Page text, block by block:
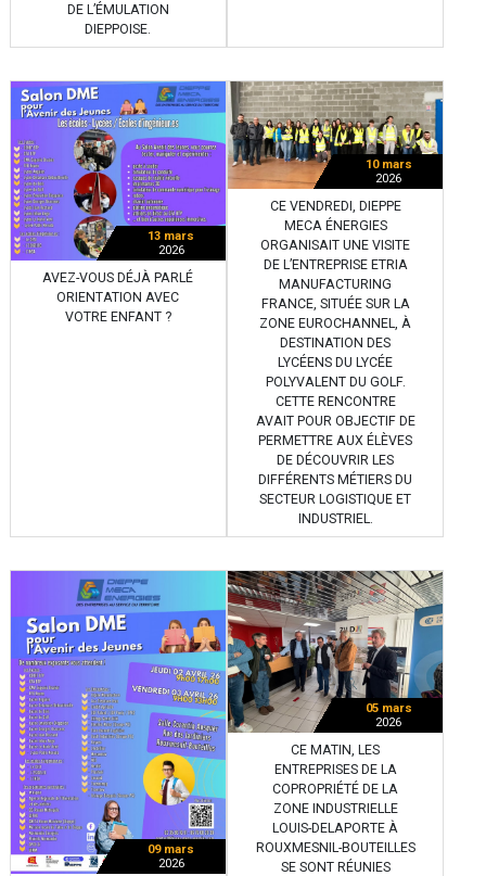
DE L’ÉMULATION
DIEPPOISE.
13 mars
2026
AVEZ-VOUS DÉJÀ PARLÉ
ORIENTATION AVEC
VOTRE ENFANT ?
10 mars
2026
CE VENDREDI, DIEPPE
MECA ÉNERGIES
ORGANISAIT UNE VISITE
DE L’ENTREPRISE ETRIA
MANUFACTURING
FRANCE, SITUÉE SUR LA
ZONE EUROCHANNEL, À
DESTINATION DES
LYCÉENS DU LYCÉE
POLYVALENT DU GOLF.
CETTE RENCONTRE
AVAIT POUR OBJECTIF DE
PERMETTRE AUX ÉLÈVES
DE DÉCOUVRIR LES
DIFFÉRENTS MÉTIERS DU
SECTEUR LOGISTIQUE ET
INDUSTRIEL.
09 mars
2026
05 mars
2026
CE MATIN, LES
ENTREPRISES DE LA
COPROPRIÉTÉ DE LA
ZONE INDUSTRIELLE
LOUIS-DELAPORTE À
ROUXMESNIL-BOUTEILLES
SE SONT RÉUNIES